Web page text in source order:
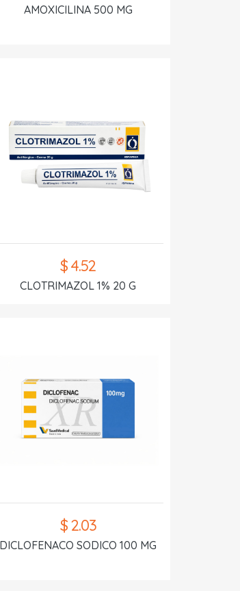
AMOXICILINA 500 MG
$ 4.52
CLOTRIMAZOL 1% 20 G
$ 2.03
DICLOFENACO SODICO 100 MG